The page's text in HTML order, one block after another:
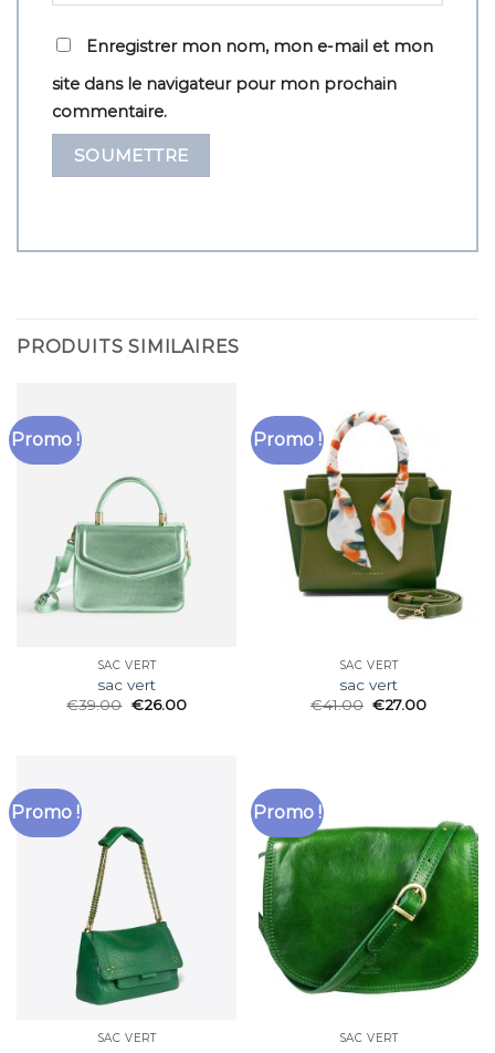
Enregistrer mon nom, mon e-mail et mon
site dans le navigateur pour mon prochain
commentaire.
PRODUITS SIMILAIRES
Promo !
SAC VERT
sac vert
€39.00 €26.00
Promo !
SAC VERT
sac vert
€41.00 €27.00
Promo !
SAC VERT
Promo !
SAC VERT